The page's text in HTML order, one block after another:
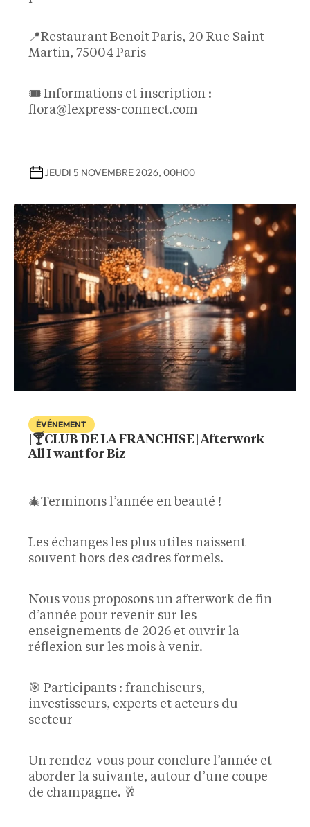
📍Restaurant Benoit Paris, 20 Rue Saint-
Martin, 75004 Paris
🎟️ Informations et inscription :
flora@lexpress-connect.com
JEUDI 5 NOVEMBRE 2026, 00H00
ÉVÉNEMENT
[🍸CLUB DE LA FRANCHISE] Afterwork
All I want for Biz
🎄Terminons l’année en beauté !
Les échanges les plus utiles naissent
souvent hors des cadres formels.
Nous vous proposons un afterwork de fin
d’année pour revenir sur les
enseignements de 2026 et ouvrir la
réflexion sur les mois à venir.
🎯 Participants : franchiseurs,
investisseurs, experts et acteurs du
secteur
Un rendez-vous pour conclure l’année et
aborder la suivante, autour d’une coupe
de champagne. 🥂